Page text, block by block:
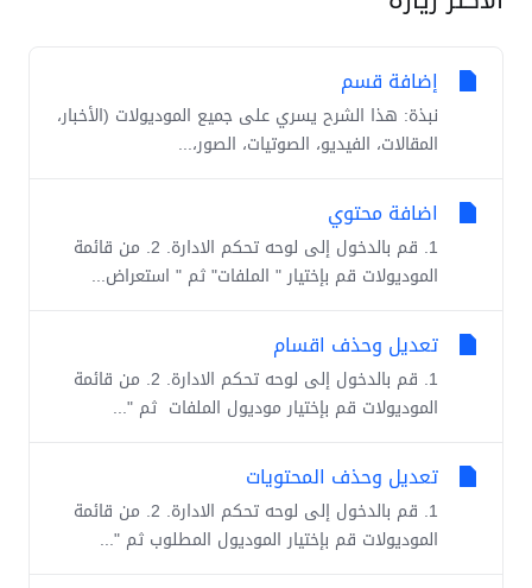
إضافة قسم
نبذة: هذا الشرح يسري على جميع الموديولات (الأخبار،
المقالات، الفيديو، الصوتيات، الصور،...
اضافة محتوي
1. قم بالدخول إلى لوحه تحكم الادارة. 2. من قائمة
الموديولات قم بإختيار " الملفات" ثم " استعراض...
تعديل وحذف اقسام
1. قم بالدخول إلى لوحه تحكم الادارة. 2. من قائمة
الموديولات قم بإختيار موديول الملفات ثم "...
تعديل وحذف المحتويات
1. قم بالدخول إلى لوحه تحكم الادارة. 2. من قائمة
الموديولات قم بإختيار الموديول المطلوب ثم "...